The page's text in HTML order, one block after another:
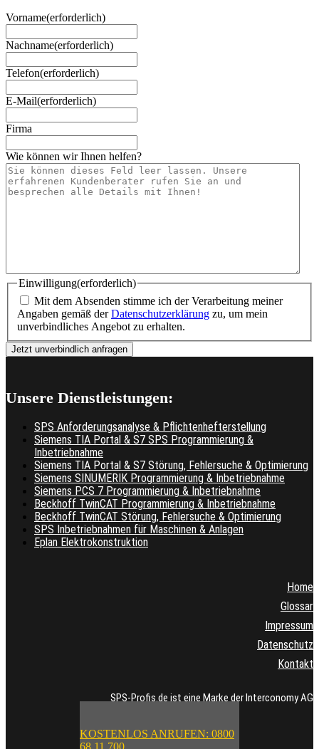
Vorname(erforderlich)
Nachname(erforderlich)
Telefon(erforderlich)
E-Mail(erforderlich)
Firma
Wie können wir Ihnen helfen?
Einwilligung(erforderlich)
Mit dem Absenden stimme ich der Verarbeitung meiner
Angaben gemäß derDatenschutzerklärung zu, um mein
unverbindliches Angebot zu erhalten.
KOSTENLOS ANRUFEN: 0800
68 11 700
Unsere Dienstleistungen:
SPS Anforderungsanalyse & Pflichtenhefterstellung
Siemens TIA Portal & S7 SPS Programmierung &
Inbetriebnahme
Siemens TIA Portal & S7 Störung, Fehlersuche & Optimierung
Siemens SINUMERIK Programmierung & Inbetriebnahme
Siemens PCS 7 Programmierung & Inbetriebnahme
Beckhoff TwinCAT Programmierung & Inbetriebnahme
Beckhoff TwinCAT Störung, Fehlersuche & Optimierung
SPS Inbetriebnahmen für Maschinen & Anlagen
Eplan Elektrokonstruktion
Home
Glossar
Impressum
Datenschutz
Kontakt
SPS-Profis.de ist eine Marke der Interconomy AG